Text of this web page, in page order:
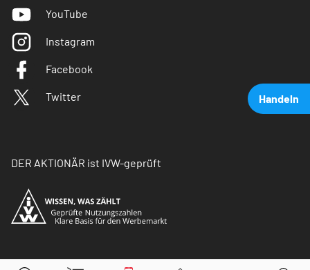
Handeln
YouTube
Instagram
Facebook
Twitter
DER AKTIONÄR ist IVW-geprüft